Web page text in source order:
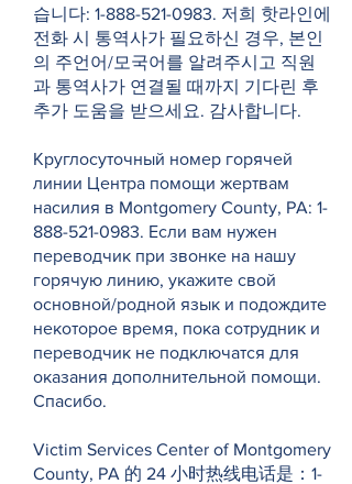
습니다: 1-888-521-0983. 저희 핫라인에
전화 시 통역사가 필요하신 경우, 본인
의 주언어/모국어를 알려주시고 직원
과 통역사가 연결될 때까지 기다린 후
추가 도움을 받으세요. 감사합니다.
Круглосуточный номер горячей
линии Центра помощи жертвам
насилия в Montgomery County, PA: 1-
888-521-0983. Если вам нужен
переводчик при звонке на нашу
горячую линию, укажите свой
основной/родной язык и подождите
некоторое время, пока сотрудник и
переводчик не подключатся для
оказания дополнительной помощи.
Спасибо.
Victim Services Center of Montgomery
County, PA 的 24 小时热线电话是：1-